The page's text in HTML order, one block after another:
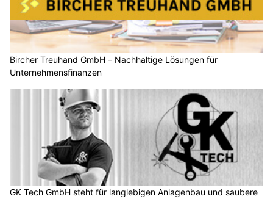
Bircher Treuhand GmbH – Nachhaltige Lösungen für
Unternehmensfinanzen
GK Tech GmbH steht für langlebigen Anlagenbau und saubere